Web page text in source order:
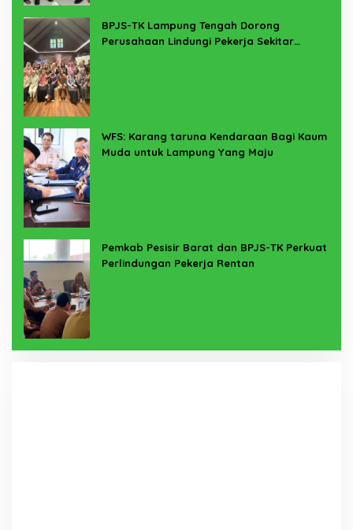
BPJS-TK Lampung Tengah Dorong
Perusahaan Lindungi Pekerja Sekitar
WFS: Karang taruna Kendaraan Bagi Kaum
Muda untuk Lampung Yang Maju
Pemkab Pesisir Barat dan BPJS-TK Perkuat
Perlindungan Pekerja Rentan